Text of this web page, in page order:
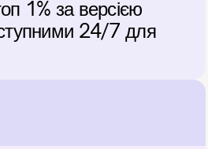
1% за версією
24/7 для